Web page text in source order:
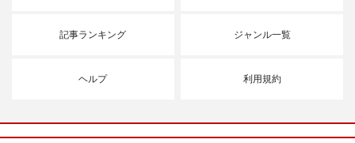
記事ランキング ジャンル一覧
ヘルプ 利用規約